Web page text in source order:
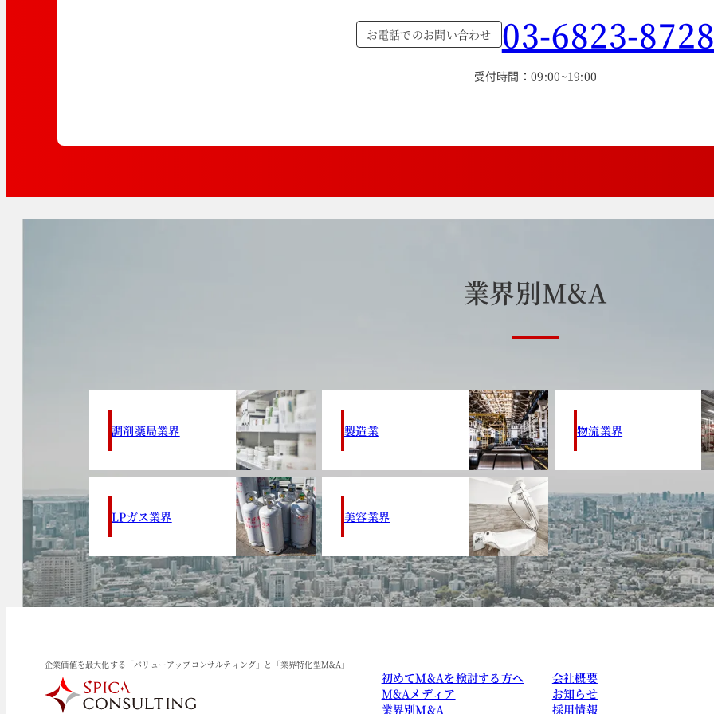
お電話でのお問い合わせ 03-6823-
受付時間：09:00~19:00
業界別M&A
調剤薬局業界 製造業 物流業界
LPガス業界 美容業界
企業価値を最大化する「バリューアップコンサルティング」と「業界特化型M&A」
初めてM&Aを検討する方へ
M&Aメディア
業界別M&A
会社概要
お知らせ
採用情報